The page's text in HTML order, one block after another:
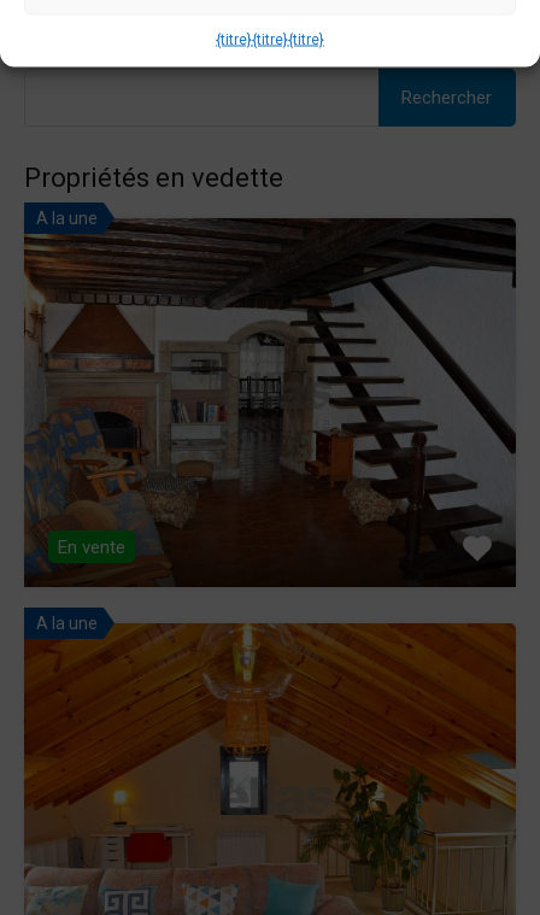
{titre}{titre}{titre}
Propriétés en vedette
A la une
En vente
A la une